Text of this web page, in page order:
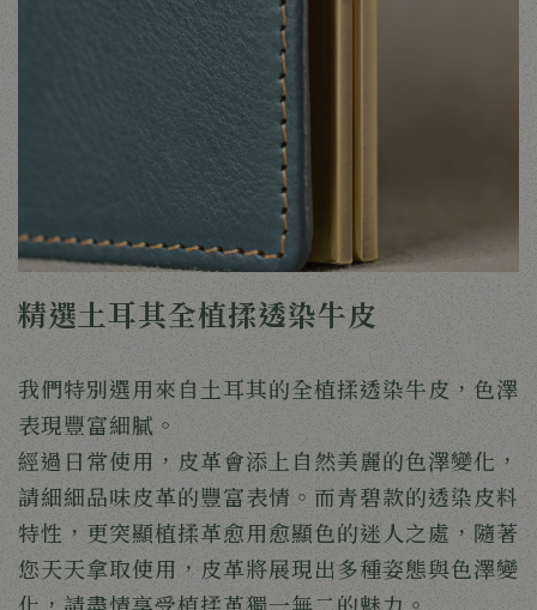
精選土耳其全植揉透染牛皮
我們特別選用來自土耳其的全植揉透染牛皮，色澤
表現豐富細膩。
經過日常使用，皮革會添上自然美麗的色澤變化，
請細細品味皮革的豐富表情。而青碧款的透染皮料
特性，更突顯植揉革愈用愈顯色的迷人之處，隨著
您天天拿取使用，皮革將展現出多種姿態與色澤變